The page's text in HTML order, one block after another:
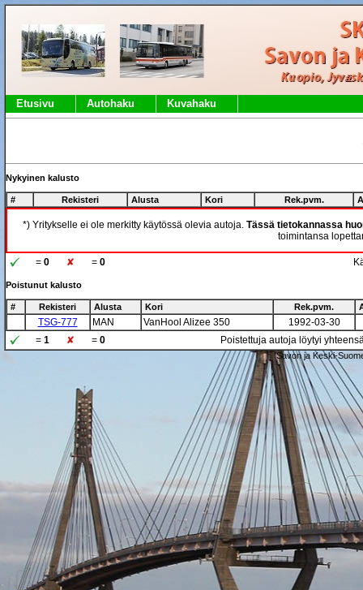
Etusivu Autohaku Kuvahaku
Nykyinen kalusto
# Rekisteri Alusta Kori Rek.pvm.
*) Yritykselle ei ole merkitty käytössä olevia autoja. Tässä tietokannassa
toimintansa
= 0 = 0
Poistunut kalusto
# Rekisteri Alusta Kori Rek.pvm.
TSG-777 MAN VanHool Alizee 350
1992-03-30
= 1 = 0 Poistettuja autoja löytyi
Savon ja Keski-